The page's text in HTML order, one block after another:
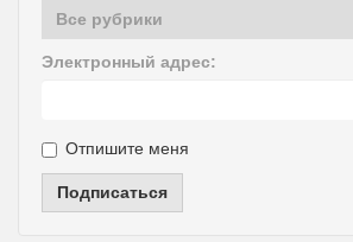
Электронный адрес:
Отпишите меня
Подписаться